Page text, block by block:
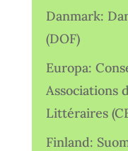
Danmark:
(DOF)
Europa:
Associations
Littéraires
Finland: